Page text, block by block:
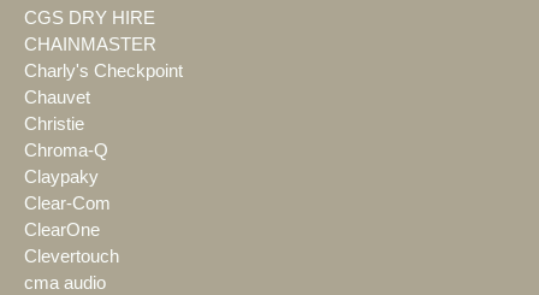
CGS DRY HIRE
CHAINMASTER
Charly's Checkpoint
Chauvet
Christie
Chroma-Q
Claypaky
Clear-Com
ClearOne
Clevertouch
cma audio